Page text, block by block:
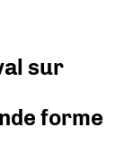
sur
forme